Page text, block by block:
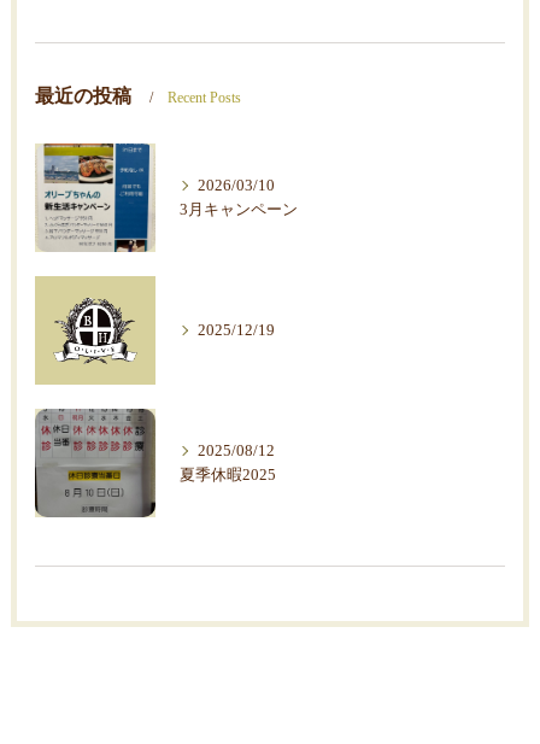
最近の投稿 Recent Posts
2026/03/10
3月キャンペーン
2025/12/19
2025/08/12
夏季休暇2025